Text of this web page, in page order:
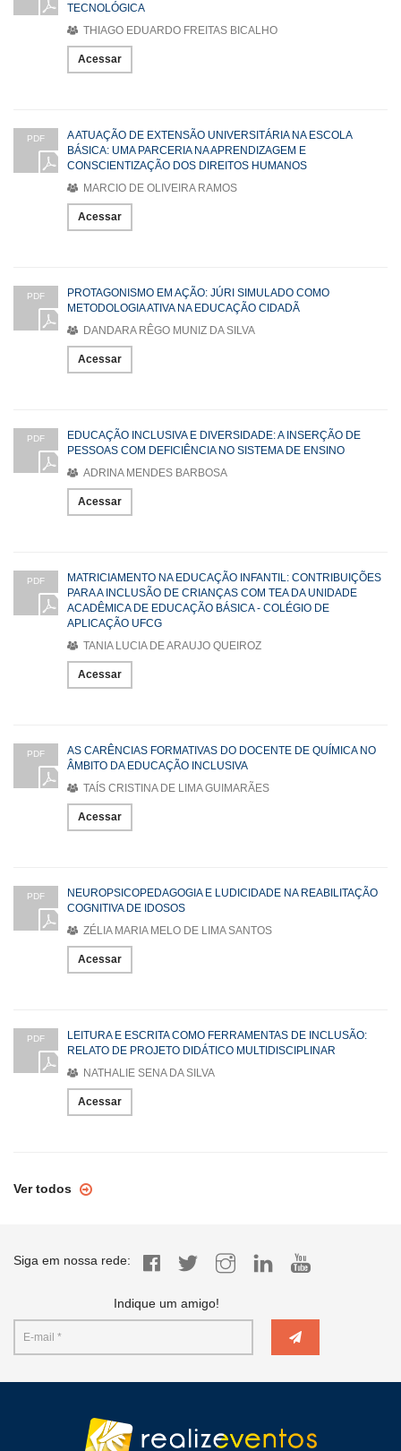
TECNOLÓGICA
THIAGO EDUARDO FREITAS BICALHO
Acessar
PDF
A ATUAÇÃO DE EXTENSÃO UNIVERSITÁRIA NA ESCOLA
BÁSICA: UMA PARCERIA NA APRENDIZAGEM E
CONSCIENTIZAÇÃO DOS DIREITOS HUMANOS
MARCIO DE OLIVEIRA RAMOS
Acessar
PDF
PROTAGONISMO EM AÇÃO: JÚRI SIMULADO COMO
METODOLOGIA ATIVA NA EDUCAÇÃO CIDADÃ
DANDARA RÊGO MUNIZ DA SILVA
Acessar
PDF
EDUCAÇÃO INCLUSIVA E DIVERSIDADE: A INSERÇÃO DE
PESSOAS COM DEFICIÊNCIA NO SISTEMA DE ENSINO
ADRINA MENDES BARBOSA
Acessar
PDF
MATRICIAMENTO NA EDUCAÇÃO INFANTIL: CONTRIBUIÇÕES
PARA A INCLUSÃO DE CRIANÇAS COM TEA DA UNIDADE
ACADÊMICA DE EDUCAÇÃO BÁSICA - COLÉGIO DE
APLICAÇÃO UFCG
TANIA LUCIA DE ARAUJO QUEIROZ
Acessar
PDF
AS CARÊNCIAS FORMATIVAS DO DOCENTE DE QUÍMICA NO
ÂMBITO DA EDUCAÇÃO INCLUSIVA
TAÍS CRISTINA DE LIMA GUIMARÃES
Acessar
PDF
NEUROPSICOPEDAGOGIA E LUDICIDADE NA REABILITAÇÃO
COGNITIVA DE IDOSOS
ZÉLIA MARIA MELO DE LIMA SANTOS
Acessar
PDF
LEITURA E ESCRITA COMO FERRAMENTAS DE INCLUSÃO:
RELATO DE PROJETO DIDÁTICO MULTIDISCIPLINAR
NATHALIE SENA DA SILVA
Acessar
Ver todos
Siga em nossa rede:
Indique um amigo!